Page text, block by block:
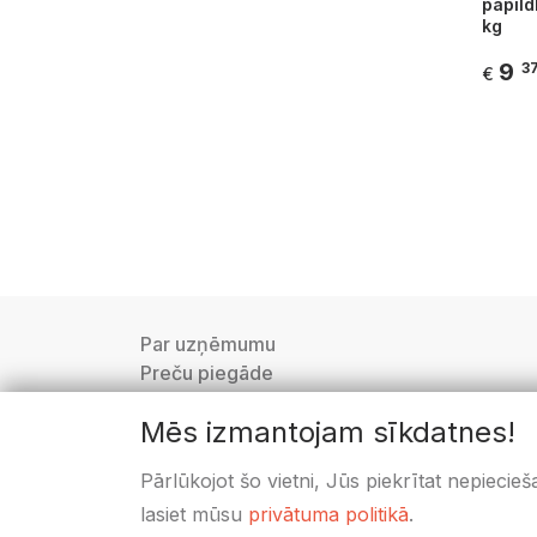
kg
€ 9 37
Par uzņēmumu
Preču piegāde
Lietošanas noteikumi
Sīkdatņu iestatījumi
Mēs izmantojam sīkdatnes!
Pārlūkojot šo vietni, Jūs piekrītat
lasiet mūsu privātuma politikā.